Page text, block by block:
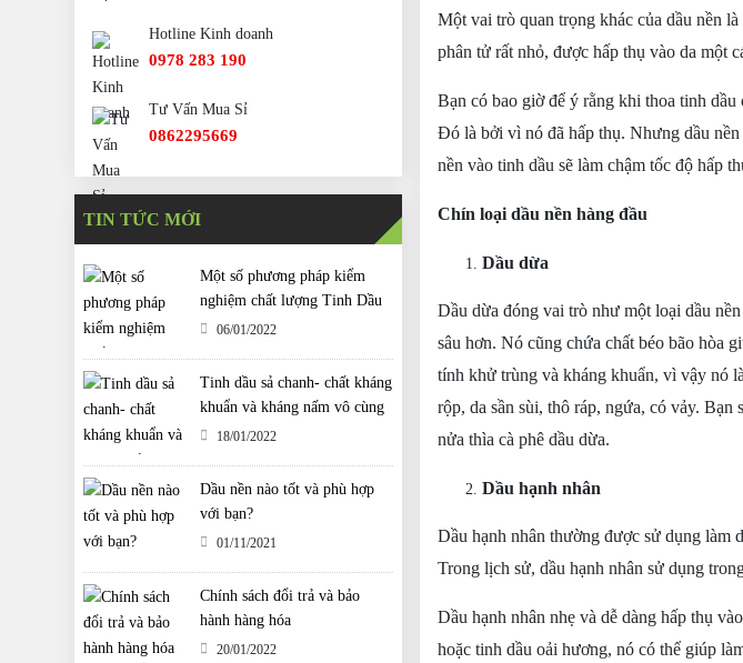
Hotline Kinh doanh
0978 283 190
Tư Vấn Mua Sỉ
0862295669
TIN TỨC MỚI
Một số phương pháp kiểm
nghiệm chất lượng Tinh Dầu
06/01/2022
Tinh dầu sả chanh- chất kháng
khuẩn và kháng nấm vô cùng
tuyệt vời
18/01/2022
Dầu nền nào tốt và phù hợp
với bạn?
01/11/2021
Chính sách đổi trả và bảo
hành hàng hóa
20/01/2022
Một vai trò quan trọng khác của dầu nền là
phân tử rất nhỏ, được hấp thụ vào da một
Bạn có bao giờ để ý rằng khi thoa tinh dầu
Đó là bởi vì nó đã hấp thụ. Nhưng dầu nền
nền vào tinh dầu sẽ làm chậm tốc độ hấp
Chín loại dầu nền hàng đầu
Dầu dừa
Dầu dừa đóng vai trò như một loại dầu nền
sâu hơn. Nó cũng chứa chất béo bão hòa
tính khử trùng và kháng khuẩn, vì vậy nó
rộp, da sần sùi, thô ráp, ngứa, có vảy. Bạn s
nửa thìa cà phê dầu dừa.
Dầu hạnh nhân
Dầu hạnh nhân thường được sử dụng làm
Trong lịch sử, dầu hạnh nhân sử dụng
Dầu hạnh nhân nhẹ và dễ dàng hấp thụ
hoặc tinh dầu oải hương, nó có thể giúp